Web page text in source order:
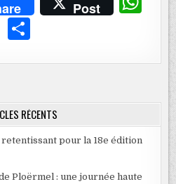
Post
s
er
RÉCENTS
retentissant pour la 18e édition
Ploërmel : une journée haute